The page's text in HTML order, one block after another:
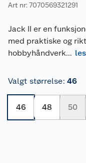
Art nr: 7070569321291
Jack II er en
med praktiske og
hobbyhåndverk...
Valgt størrelse: 46
46 48 50